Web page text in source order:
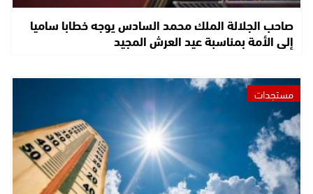
صاحب الجلالة الملك محمد السادس يوجه خطابا ساميا
إلى الأمة بمناسبة عيد العرش المجيد
مستجدات